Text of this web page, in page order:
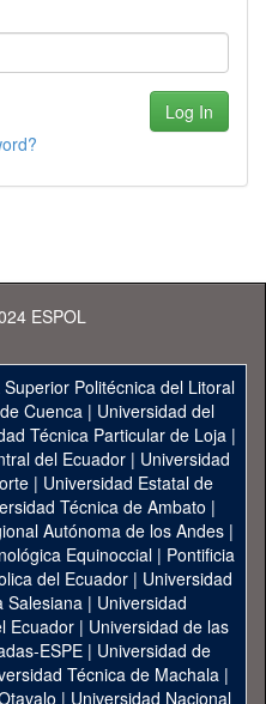
ESPOL
Superior Politécnica del Litoral
Cuenca| Universidad del
Técnica Particular de Loja|
del Ecuador| Universidad
| Universidad Estatal de
Técnica de Ambato |
Autónoma de los Andes|
Equinoccial| Pontificia
del Ecuador | Universidad
Salesiana | Universidad
Ecuador | Universidad de las
ESPE | Universidad de
Técnica de Machala|
| Universidad Nacional